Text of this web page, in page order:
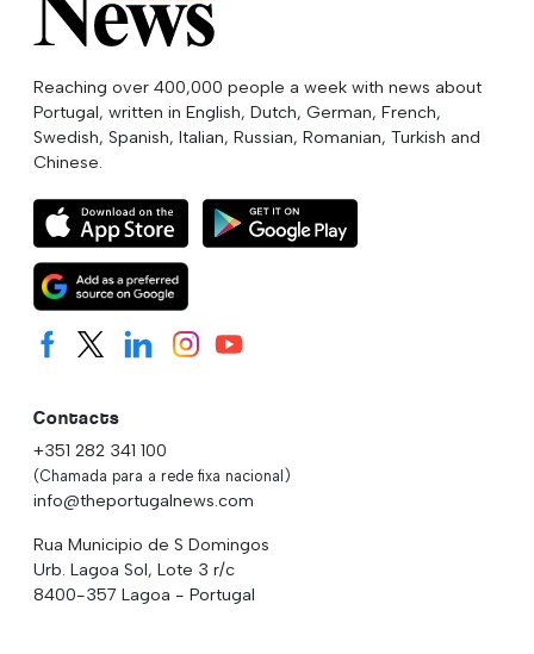
Reaching over 400,000 people a week with news about
Portugal, written in English, Dutch, German, French,
Swedish, Spanish, Italian, Russian, Romanian, Turkish and
Chinese.
Contacts
+351 282 341 100
(Chamada para a rede fixa nacional)
info@theportugalnews.com
Rua Municipio de S Domingos
Urb. Lagoa Sol, Lote 3 r/c
8400-357 Lagoa - Portugal